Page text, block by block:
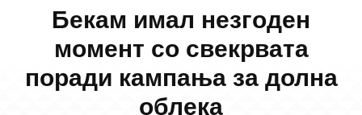
Бекам имал незгоден
момент со свекрвата
поради кампања за долна
облека